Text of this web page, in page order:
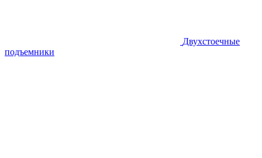
Двухстоечные
подъемники